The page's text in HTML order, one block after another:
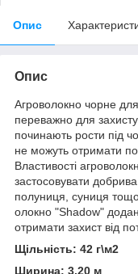
Опис
Опис
Агроволокно чорне
переважно для
починають рости під
не можуть отримати
Властивості
застосовувати
полуниця, суниця
олокно "Shadow"
отримати захист від
Щільність: 42 г\м2
Ширина: 3.20 м